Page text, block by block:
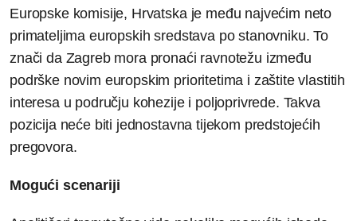
Europske komisije, Hrvatska je među najvećim neto
primateljima europskih sredstava po stanovniku. To
znači da Zagreb mora pronaći ravnotežu između
podrške novim europskim prioritetima i zaštite vlastitih
interesa u području kohezije i poljoprivrede. Takva
pozicija neće biti jednostavna tijekom predstojećih
pregovora.
Mogući scenariji